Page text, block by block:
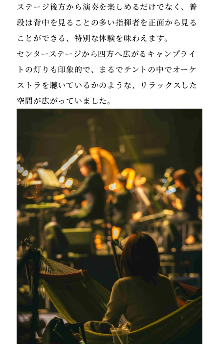
ステージ後方から演奏を楽しめるだけでなく、普
段は背中を見ることの多い指揮者を正面から見る
ことができる、特別な体験を味わえます。
センターステージから四方へ広がるキャンプライ
トの灯りも印象的で、まるでテントの中でオーケ
ストラを聴いているかのような、リラックスした